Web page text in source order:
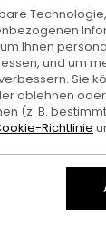
Ihnen
und um
Sie
ablehnen
(z. B.
Richtlinie